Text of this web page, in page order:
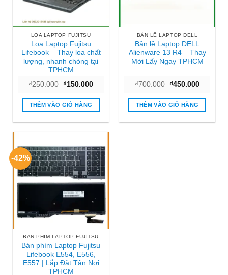
LOA LAPTOP FUJITSU
Loa Laptop Fujitsu
Lifebook – Thay loa chất
lượng, nhanh chóng tại
TPHCM
₫250.000 Giá
là:
₫250.000.
₫150.000Giá
tại
₫150.000.
THÊM VÀO GIỎ HÀNG
BẢN LỀ LAPTOP DELL
Bản lề Laptop DELL
Alienware 13 R4 – Thay
Mới Lấy Ngay TPHCM
₫700.000 Giá
là:
₫700.000.
₫450.000Giá
tại
THÊM VÀO GIỎ HÀNG
-42%
BÀN PHÍM LAPTOP FUJITSU
Bàn phím Laptop Fujitsu
Lifebook E554, E556,
E557 | Lắp Đặt Tận Nơi
TPHCM